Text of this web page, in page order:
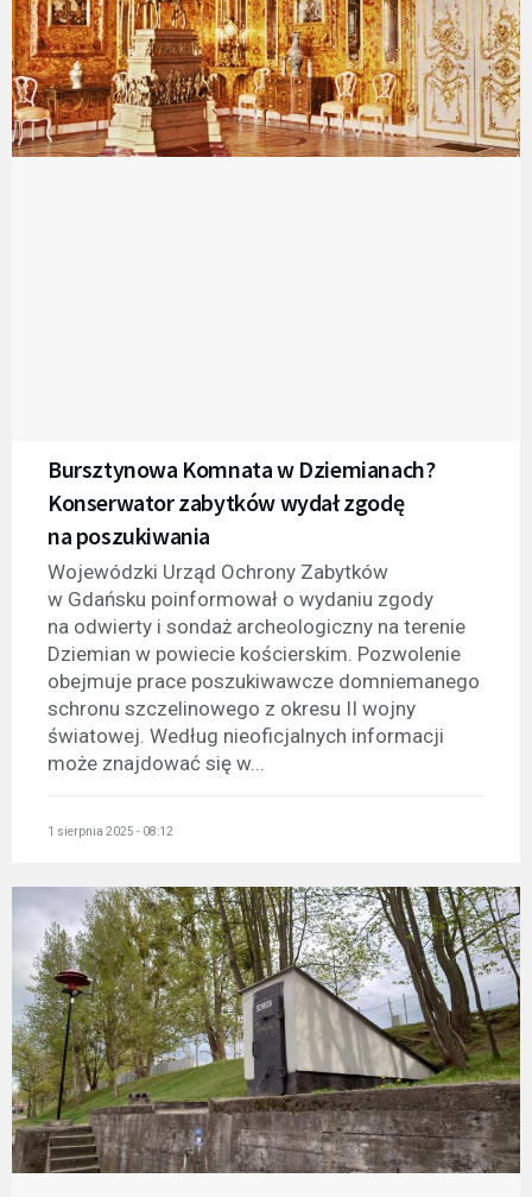
Bursztynowa Komnata w Dziemianach?
Konserwator zabytków wydał zgodę
na poszukiwania
Wojewódzki Urząd Ochrony Zabytków
w Gdańsku poinformował o wydaniu zgody
na odwierty i sondaż archeologiczny na terenie
Dziemian w powiecie kościerskim. Pozwolenie
obejmuje prace poszukiwawcze domniemanego
schronu szczelinowego z okresu II wojny
światowej. Według nieoficjalnych informacji
może znajdować się w...
1 sierpnia 2025 - 08:12